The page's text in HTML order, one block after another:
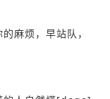
麻烦，早站队，